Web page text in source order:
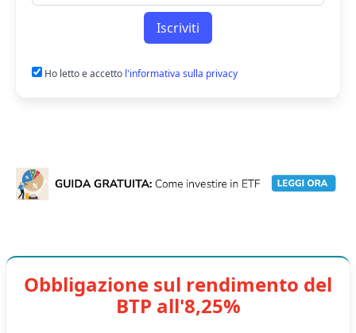
Iscriviti
Ho letto e accetto l'informativa sulla privacy
Obbligazione sul rendimento del
BTP all'8,25%